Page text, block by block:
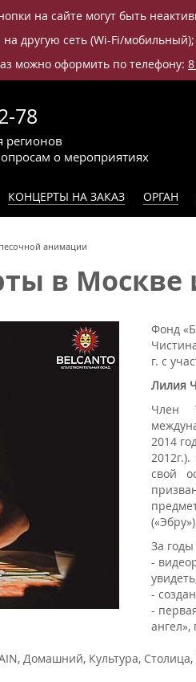
на сайте могут быть
другую сеть (Wi-Fi/
можно оформить по телефону:
78
о мероприятиях
регионов
КОНЦЕРТЫ НА ЗАКАЗ ОРГАН
анимации
в Москве
Фонд
г. с
Лилия
Член
2014
свой
За
-
-
-
Домашний, Культура,